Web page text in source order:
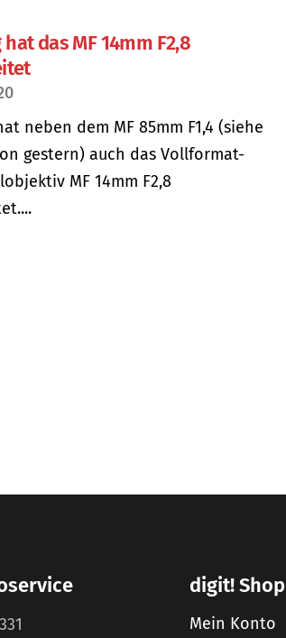
das MF 14mm F2,8
neben dem MF 85mm F1,4 (siehe
gestern) auch das Vollformat-
MF 14mm F2,8
digit! Shop
Mein Konto